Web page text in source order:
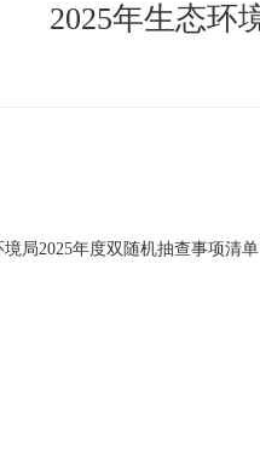
2025年生态环
局2025年度双随机抽查事项清单